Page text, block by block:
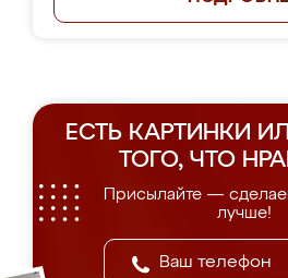
ЕСТЬ КАРТИНКИ
ТОГО, ЧТО
Присылайте —
лучше!